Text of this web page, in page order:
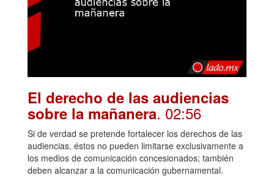
El derecho de las audiencias
sobre la mañanera. 02:56
Si de verdad se pretende fortalecer los derechos de las
audiencias, éstos no pueden limitarse exclusivamente a
los medios de comunicación concesionados; también
deben alcanzar a la comunicación gubernamental.